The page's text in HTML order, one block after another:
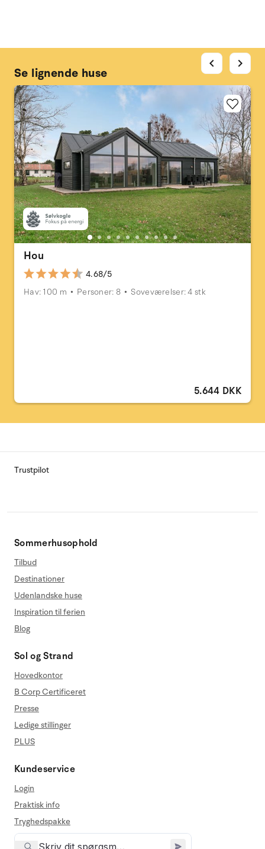
Se lignende huse
Hou
4.68/5
Hav: 100 m
Personer: 8 Soveværelser: 4 stk
5.644 DKK
chevron_left chevron_right
Trustpilot
Sommerhusophold
Tilbud
Destinationer
Udenlandske huse
Inspiration til ferien
Blog
Sol og Strand
Hovedkontor
B Corp Certificeret
Presse
Ledige stillinger
PLUS
Kundeservice
Login
Praktisk info
Tryghedspakke